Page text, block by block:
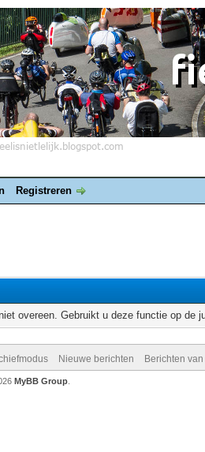
Registreren
overeen. Gebruikt u deze functie op de
Nieuwe berichten Berichten
MyBB Group